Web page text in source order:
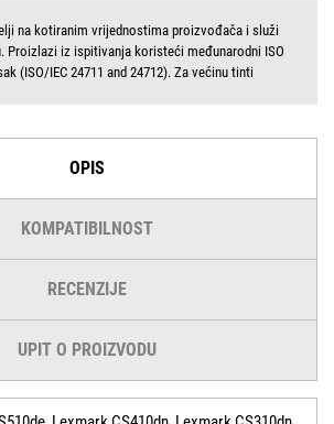
na kotiranim vrijednostima proizvođača i služi
Proizlazi iz ispitivanja koristeći međunarodni ISO
(ISO/IEC 24711 and 24712). Za većinu tinti
OPIS
KOMPATIBILNOST
RECENZIJE
UPIT O PROIZVODU